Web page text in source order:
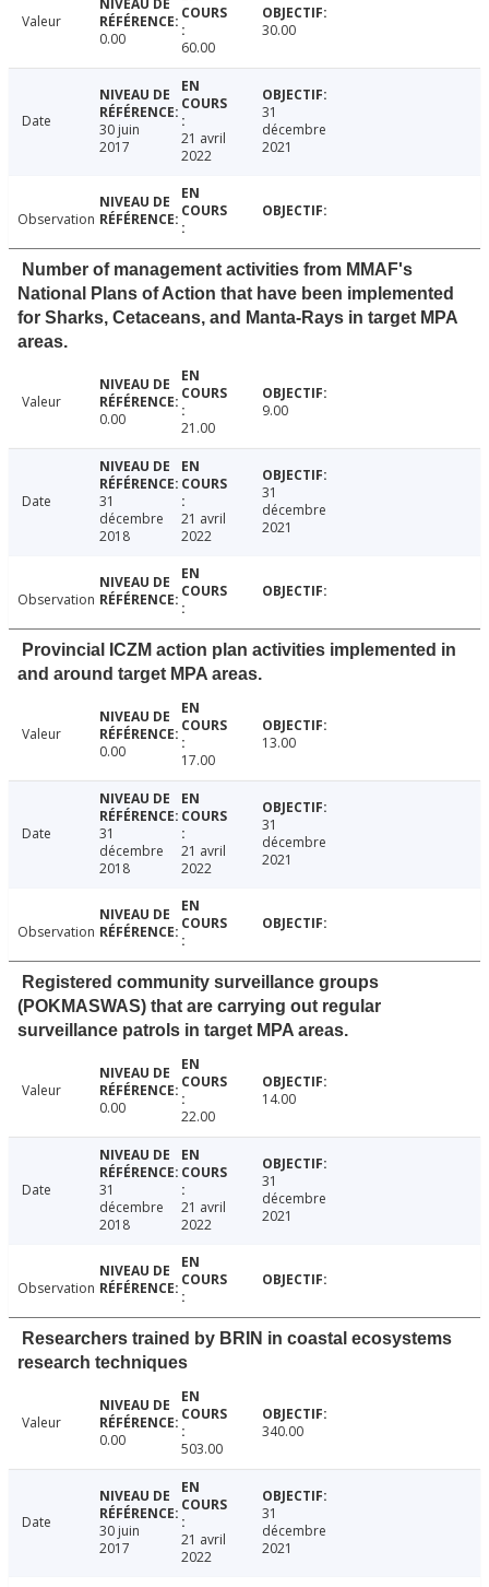
Valeur
0.00
60.00
30.00
Date
30 juin
2017
21 avril
2022
31
décembre
2021
Observation
Number of management activities from MMAF's
National Plans of Action that have been implemented
for Sharks, Cetaceans, and Manta-Rays in target MPA
areas.
Valeur
0.00
21.00
9.00
Date
31
décembre
2018
21 avril
2022
31
décembre
2021
Observation
Provincial ICZM action plan activities implemented in
and around target MPA areas.
Valeur
0.00
17.00
13.00
Date
31
décembre
2018
21 avril
2022
31
décembre
2021
Observation
Registered community surveillance groups
(POKMASWAS) that are carrying out regular
surveillance patrols in target MPA areas.
Valeur
0.00
22.00
14.00
Date
31
décembre
2018
21 avril
2022
31
décembre
2021
Observation
Researchers trained by BRIN in coastal ecosystems
research techniques
Valeur
0.00
503.00
340.00
Date
30 juin
2017
21 avril
2022
31
décembre
2021